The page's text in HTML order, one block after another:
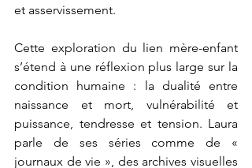
et asservissement.
Cette exploration du lien mère-enfant
s’étend à une réflexion plus large sur la
condition humaine : la dualité entre
naissance et mort, vulnérabilité et
puissance, tendresse et tension. Laura
parle de ses séries comme de «
journaux de vie », des archives visuelles